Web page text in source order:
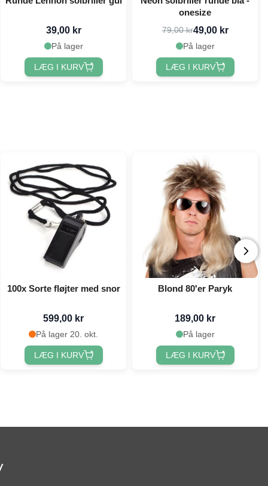
39,00 kr
På lager
LÆG I KURV
onesize
79,00 kr49,00 kr
På lager
LÆG I KURV
100x Sorte fløjter med snor
599,00 kr
På lager 20. okt.
LÆG I KURV
Blond 80'er Paryk
189,00 kr
På lager
LÆG I KURV